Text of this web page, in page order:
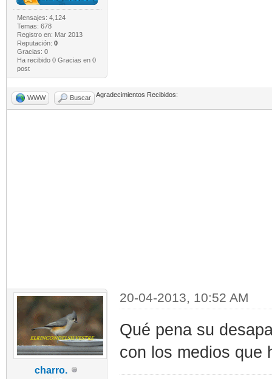
Mensajes: 4,124
Temas: 678
Registro en: Mar 2013
Reputación: 0
Gracias: 0
Ha recibido 0 Gracias en 0
post
WWW Buscar Agradecimientos Recibidos:
charro.
20-04-2013, 10:52 AM
Qué pena su
con los medios que